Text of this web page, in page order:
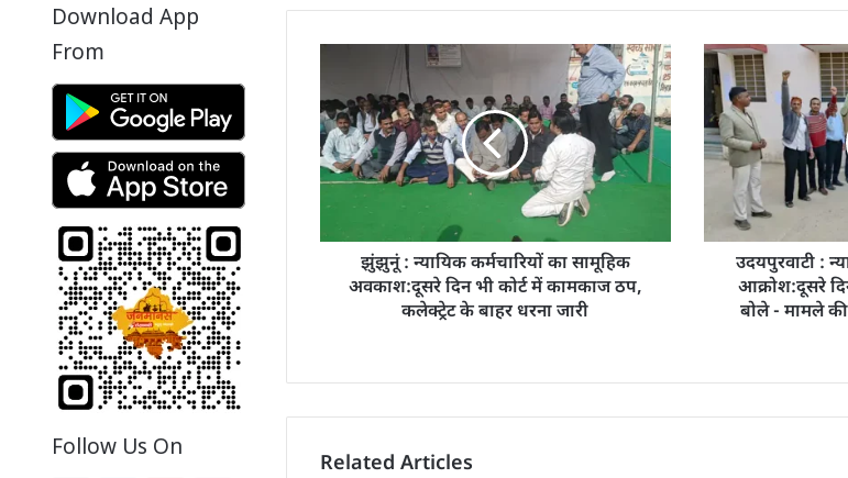
Download App
From
Follow Us On
झुंझुनूं : न्यायिक कर्मचारियों का सामूहिक
अवकाश:दूसरे दिन भी कोर्ट में कामकाज ठप,
कलेक्ट्रेट के बाहर धरना जारी
उदयपुरवाटी :
आक्रोश:दूसरे
बोले - मामले
Related Articles